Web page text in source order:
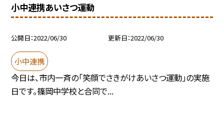
小中連携あいさつ運動
公開日 2022/06/30 更新日 2022/06/30
小中連携
今日は、市内一斉の「笑顔でさきがけあいさつ運動」の実施
日です。篠岡中学校と合同で...